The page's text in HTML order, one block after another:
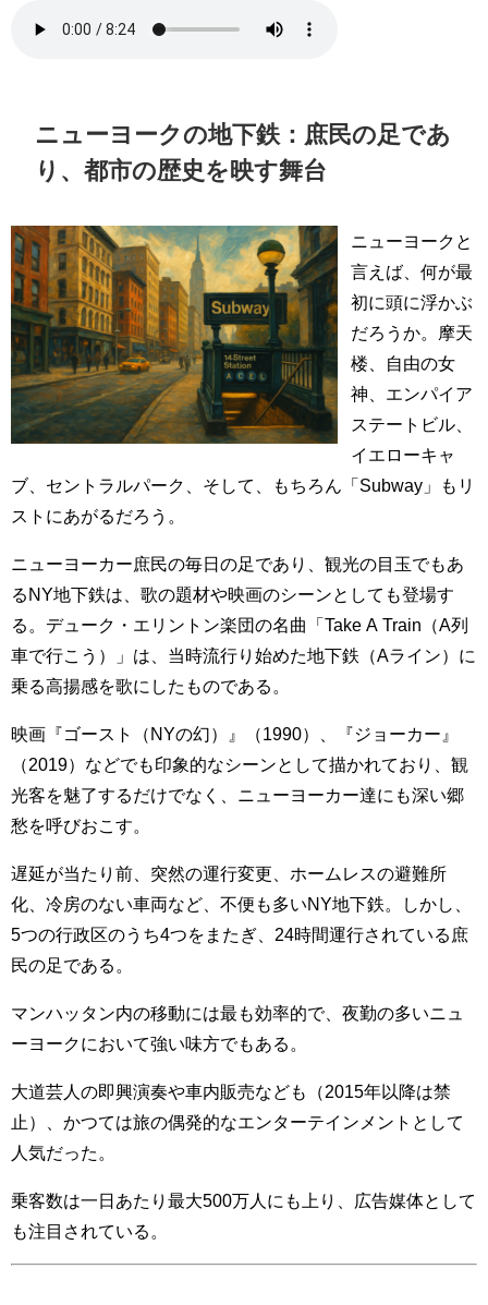
ニューヨークの地下鉄：庶民の足であ
り、都市の歴史を映す舞台
ニューヨークと
言えば、何が最
初に頭に浮かぶ
だろうか。摩天
楼、自由の女
神、エンパイア
ステートビル、
イエローキャ
ブ、セントラルパーク、そして、もちろん「Subway」もリ
ストにあがるだろう。
ニューヨーカー庶民の毎日の足であり、観光の目玉でもあ
るNY地下鉄は、歌の題材や映画のシーンとしても登場す
る。デューク・エリントン楽団の名曲「Take A Train（A列
車で行こう）」は、当時流行り始めた地下鉄（Aライン）に
乗る高揚感を歌にしたものである。
映画『ゴースト（NYの幻）』（1990）、『ジョーカー』
（2019）などでも印象的なシーンとして描かれており、観
光客を魅了するだけでなく、ニューヨーカー達にも深い郷
愁を呼びおこす。
遅延が当たり前、突然の運行変更、ホームレスの避難所
化、冷房のない車両など、不便も多いNY地下鉄。しかし、
5つの行政区のうち4つをまたぎ、24時間運行されている庶
民の足である。
マンハッタン内の移動には最も効率的で、夜勤の多いニュ
ーヨークにおいて強い味方でもある。
大道芸人の即興演奏や車内販売なども（2015年以降は禁
止）、かつては旅の偶発的なエンターテインメントとして
人気だった。
乗客数は一日あたり最大500万人にも上り、広告媒体として
も注目されている。